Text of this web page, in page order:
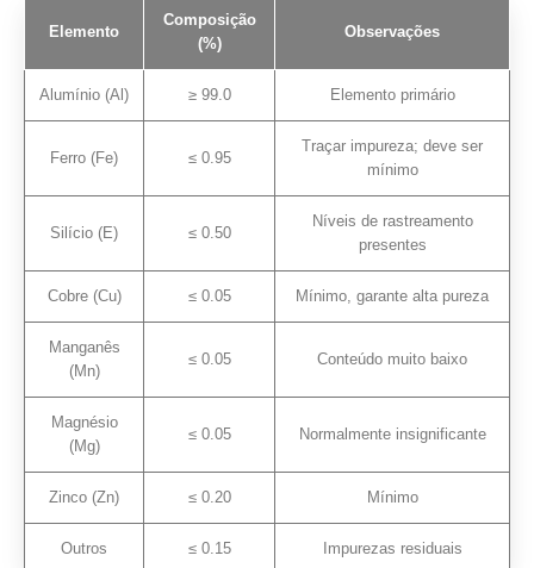
Elemento
Composição
(%)
Observações
Alumínio (Al) ≥ 99.0 Elemento primário
Ferro (Fe) ≤ 0.95
Traçar impureza; deve ser
mínimo
Silício (E) ≤ 0.50
Níveis de rastreamento
presentes
Cobre (Cu) ≤ 0.05 Mínimo, garante alta pureza
Manganês
(Mn)
≤ 0.05 Conteúdo muito baixo
Magnésio
(Mg)
≤ 0.05 Normalmente insignificante
Zinco (Zn) ≤ 0.20 Mínimo
Outros ≤ 0.15 Impurezas residuais